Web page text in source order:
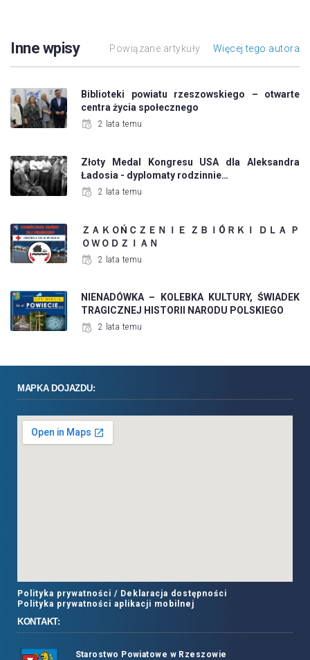
Inne wpisy Powiązane artykuły Więcej tego autora
Biblioteki powiatu rzeszowskiego – otwarte
centra życia społecznego
2 lata temu
Złoty Medal Kongresu USA dla Aleksandra
Ładosia - dyplomaty rodzinnie…
2 lata temu
ＺＡＫＯŃＣＺＥＮＩＥ ＺＢＩÓＲＫＩ ＤＬＡ Ｐ
ＯＷＯＤＺＩＡＮ
2 lata temu
NIENADÓWKA – KOLEBKA KULTURY, ŚWIADEK
TRAGICZNEJ HISTORII NARODU POLSKIEGO
2 lata temu
MAPKA DOJAZDU:
Polityka prywatności / Deklaracja dostępności
Polityka prywatności aplikacji mobilnej
KONTAKT:
Starostwo Powiatowe w Rzeszowie